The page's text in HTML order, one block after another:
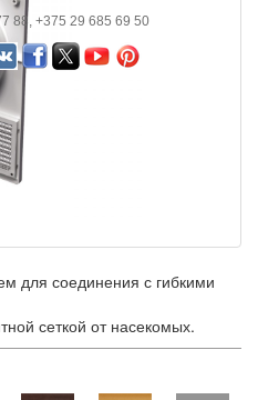
для соединения с гибкими
сеткой от насекомых.
88, +375 29 685 69 50